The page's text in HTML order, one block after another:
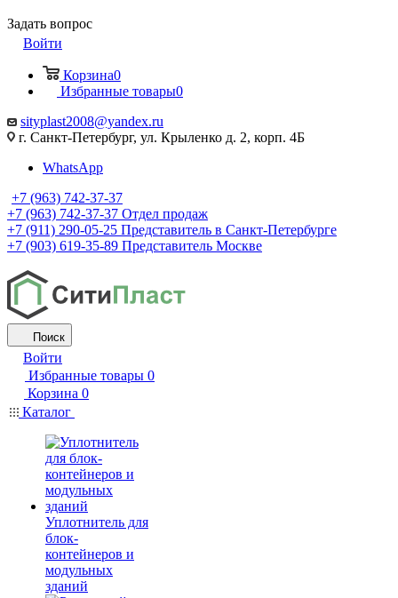
Задать вопрос
Войти
Корзина0
Избранные товары0
sityplast2008@yandex.ru
г. Санкт-Петербург, ул. Крыленко д. 2, корп. 4Б
WhatsApp
+7 (963) 742-37-37
+7 (963) 742-37-37 Отдел продаж
+7 (911) 290-05-25 Представитель в Санкт-Петербурге
+7 (903) 619-35-89 Представитель Москве
Поиск
Войти
Избранные товары 0
Корзина 0
Каталог
Уплотнитель для
блок-
контейнеров и
модульных
зданий